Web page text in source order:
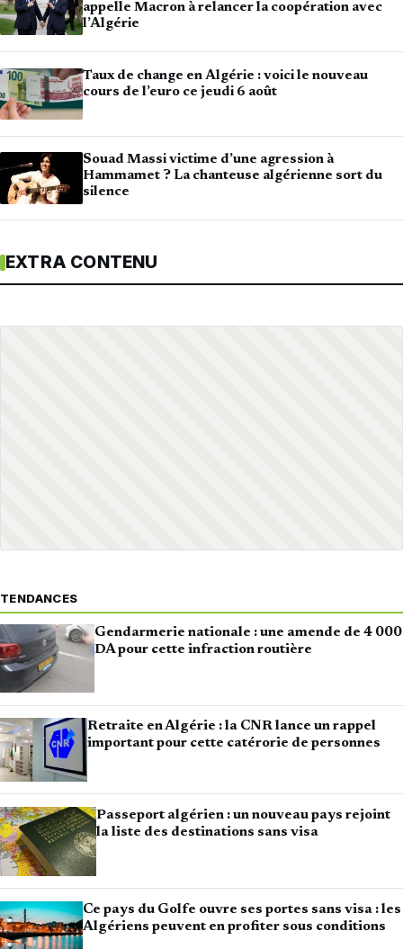
appelle Macron à relancer la coopération avec
l’Algérie
Taux de change en Algérie : voici le nouveau
cours de l’euro ce jeudi 6 août
Souad Massi victime d’une agression à
Hammamet ? La chanteuse algérienne sort du
silence
EXTRA CONTENU
TENDANCES
Gendarmerie nationale : une amende de 4 000
DA pour cette infraction routière
Retraite en Algérie : la CNR lance un rappel
important pour cette catérorie de personnes
Passeport algérien : un nouveau pays rejoint
la liste des destinations sans visa
Ce pays du Golfe ouvre ses portes sans visa : les
Algériens peuvent en profiter sous conditions